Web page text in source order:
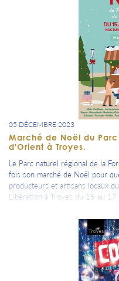
05 DÉCEMBRE 2023
Marché de Noël du
d'Orient à Troyes.
Le Parc naturel régional de la
fois son marché de Noël pour
producteurs et artisans locaux
Libération à Troyes du 15 au 17
Venez découvrir ou redécouvrir
naturel régional de la Forêt
les confitures de la Forêt
Sauvage. Vous trouverez aussi
: champagne Arnoult-Ruelle,